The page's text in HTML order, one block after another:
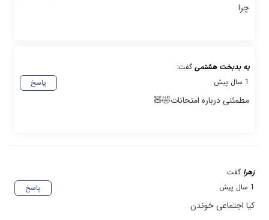
چرا
یه بدبخت هشتمی گفت:
پاسخ
1 سال پیش
مطمئنی درباره امتحانات🤣🧸
زهرا گفت:
پاسخ
1 سال پیش
کیا اجتماعی خوندن